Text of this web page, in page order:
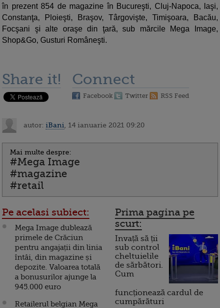
în prezent 854 de magazine în Bucureşti, Cluj-Napoca, Iaşi,
Constanţa, Ploieşti, Braşov, Târgovişte, Timişoara, Bacău,
Focşani şi alte oraşe din ţară, sub mărcile Mega Image,
Shop&Go, Gusturi Româneşti.
Share it! Connect
Facebook Twitter RSS Feed
autor: iBani , 14 ianuarie 2021 09:20
Mai multe despre:
#Mega Image
#magazine
#retail
Pe acelasi subiect:
Mega Image dublează
primele de Crăciun
pentru angajații din linia
întâi, din magazine și
depozite. Valoarea totală
a bonusurilor ajunge la
945.000 euro
Retailerul belgian Mega
Prima pagina pe
scurt:
Invață să ții
sub control
cheltuielile
de sărbători.
Cum
funcționează cardul de
cumpărături